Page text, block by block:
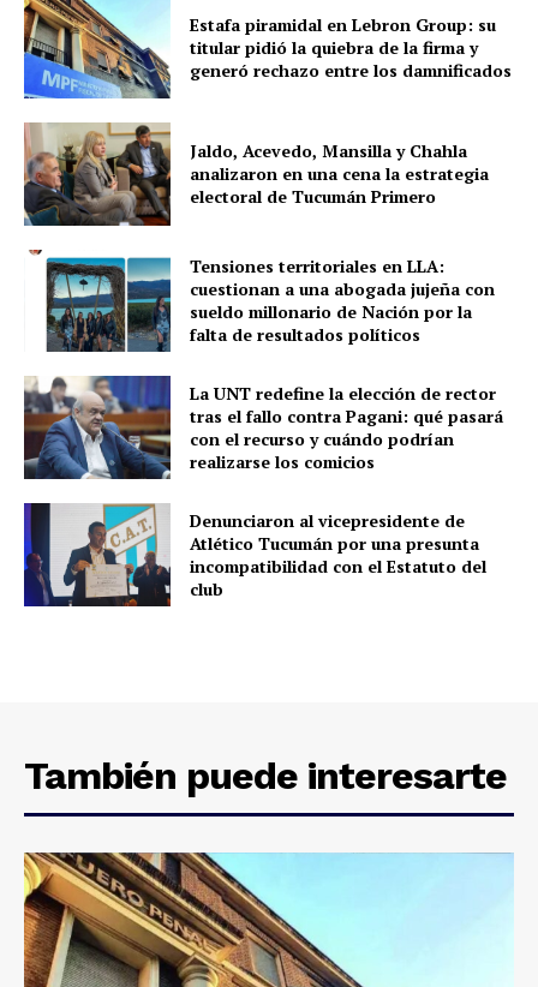
Estafa piramidal en Lebron Group: su
titular pidió la quiebra de la firma y
generó rechazo entre los damnificados
Jaldo, Acevedo, Mansilla y Chahla
analizaron en una cena la estrategia
electoral de Tucumán Primero
Tensiones territoriales en LLA:
cuestionan a una abogada jujeña con
sueldo millonario de Nación por la
falta de resultados políticos
La UNT redefine la elección de rector
tras el fallo contra Pagani: qué pasará
con el recurso y cuándo podrían
realizarse los comicios
Denunciaron al vicepresidente de
Atlético Tucumán por una presunta
incompatibilidad con el Estatuto del
club
También puede interesarte